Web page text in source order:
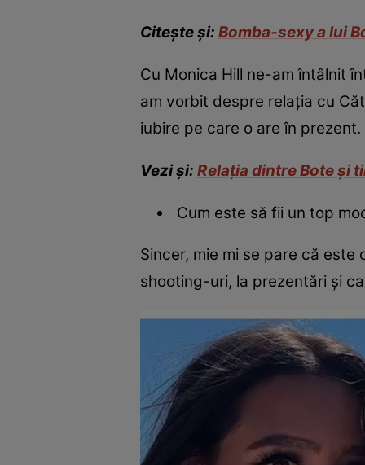
Citește și: Bomba-sexy a lui
Cu Monica Hill ne-am întâlnit
am vorbit despre relația cu
iubire pe care o are în
Vezi și: Relația dintre Bote și
Cum este să fii un top
Sincer, mie mi se pare că
shooting-uri, la prezentări și